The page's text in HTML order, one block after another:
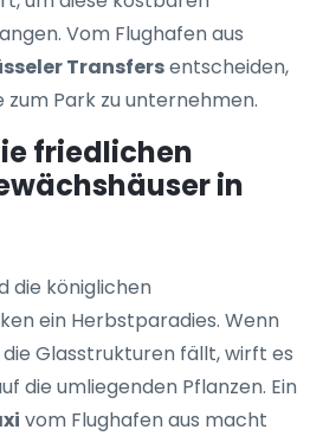
Vom Flughafen aus
Transfersentscheiden,
zum Park zu unternehmen.
friedlichen
in
die königlichen
ein Herbstparadies. Wenn
Glasstrukturen fällt, wirft es
die umliegenden Pflanzen. Ein
vom Flughafen aus macht